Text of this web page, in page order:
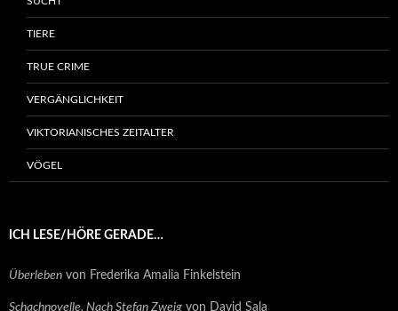
TIERE
TRUE CRIME
VERGÄNGLICHKEIT
VIKTORIANISCHES ZEITALTER
VÖGEL
ICH LESE/HÖRE GERADE…
Überleben von Frederika Amalia Finkelstein
Schachnovelle. Nach Stefan Zweig von David Sala